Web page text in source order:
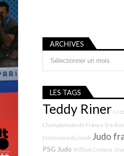
ARCHIVES
LES TAGS
Teddy Riner
Championnats de France 1re
L'interview du lundi Judo
PSG Judo William Cysique